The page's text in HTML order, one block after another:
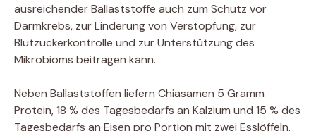
ausreichender Ballaststoffe auch zum Schutz vor
Darmkrebs, zur Linderung von Verstopfung, zur
Blutzuckerkontrolle und zur Unterstützung des
Mikrobioms beitragen kann.
Neben Ballaststoffen liefern Chiasamen 5 Gramm
Protein, 18 % des Tagesbedarfs an Kalzium und 15 % des
Tagesbedarfs an Eisen pro Portion mit zwei Esslöffeln.